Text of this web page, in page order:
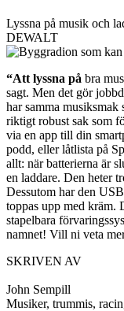
Lyssna på musik och
DEWALT
“Att lyssna på bra
sagt. Men det gör
har samma
riktigt robust sak som
via en app till din
podd, eller låtlista på
allt: när batterierna är
en laddare. Den heter
Dessutom har den
toppas upp med kräm.
stapelbara
namnet! Vill ni veta
SKRIVEN AV
John Sempill
Musiker, trummis,